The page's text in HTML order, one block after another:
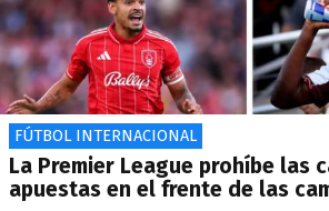
FÚTBOL INTERNACIONAL
La Premier League prohíbe las
apuestas en el frente de las